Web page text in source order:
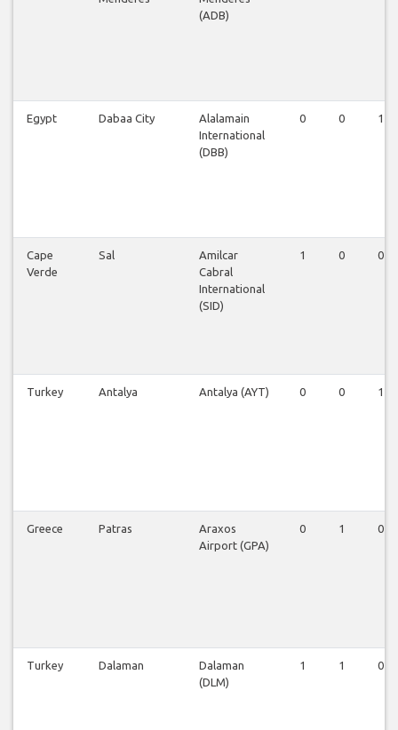
(ADB)
Egypt Dabaa City
Alalamain
International
(DBB)
0 0 1
Cape
Verde
Sal
Amilcar
Cabral
International
(SID)
1 0 0
Turkey Antalya Antalya (AYT) 0 0 1
Greece Patras
Araxos
Airport (GPA)
0 1 0
Turkey Dalaman
Dalaman
(DLM)
1 1 0